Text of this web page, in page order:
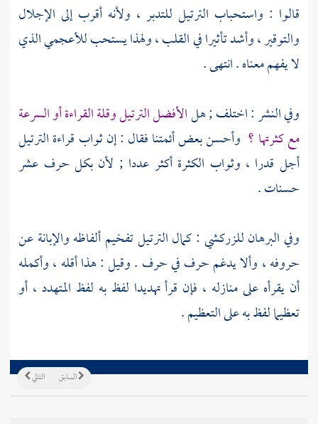
قالوا : واستحباب الترتيل للتدبر ، ولأنه أقرب إلى الإجلال
والتوقير ، وأشد تأثيرا في القلب ، ولهذا يستحب للأعجمي الذي
لا يفهم معناه . انتهى .
وفي النشر : اختلف ; هلالأفضل الترتيل وقلة القراءة أو السرعة
مع كثرتها ؟ وأحسن بعض أئمتنا فقال : إن ثواب قراءة الترتيل
أجل قدرا ، وثواب الكثرة أكثر عددا ; لأن بكل حرف عشر
حسنات .
وفي البرهانللزركشي : كمال الترتيل تفخيم ألفاظه والإبانة عن
حروفه ، وألا يدغم حرف في حرف . وقيل : هذا أقله ، وأكمله
أن يقرأه على منازله ، فإن قرأ تهديدا لفظ به لفظ المتهدد ، أو
تعظيما لفظ به على التعظيم .
التالي السابق